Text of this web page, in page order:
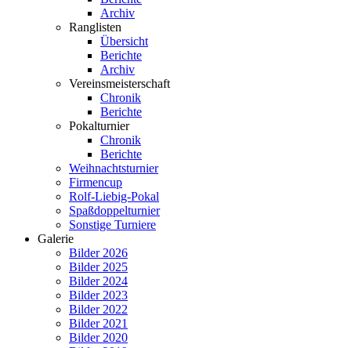
Archiv
Ranglisten
Übersicht
Berichte
Archiv
Vereinsmeisterschaft
Chronik
Berichte
Pokalturnier
Chronik
Berichte
Weihnachtsturnier
Firmencup
Rolf-Liebig-Pokal
Spaßdoppelturnier
Sonstige Turniere
Galerie
Bilder 2026
Bilder 2025
Bilder 2024
Bilder 2023
Bilder 2022
Bilder 2021
Bilder 2020